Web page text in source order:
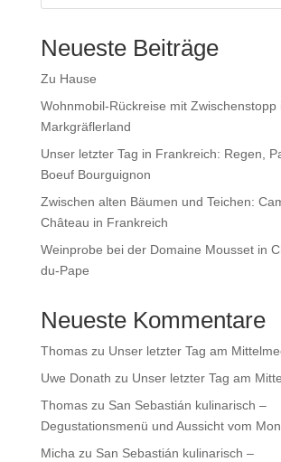
Neueste Beiträge
Zu Hause
Wohnmobil-Rückreise mit Zwischenstopp
Markgräflerland
Unser letzter Tag in Frankreich: Regen,
Boeuf Bourguignon
Zwischen alten Bäumen und Teichen:
Château in Frankreich
Weinprobe bei der Domaine Mousset in
du-Pape
Neueste Kommentare
Thomaszu Unser letzter Tag am
Uwe Donath zu Unser letzter Tag am
Thomaszu San Sebastián kulinarisch –
Degustationsmenü und Aussicht vom
Michazu San Sebastián kulinarisch –